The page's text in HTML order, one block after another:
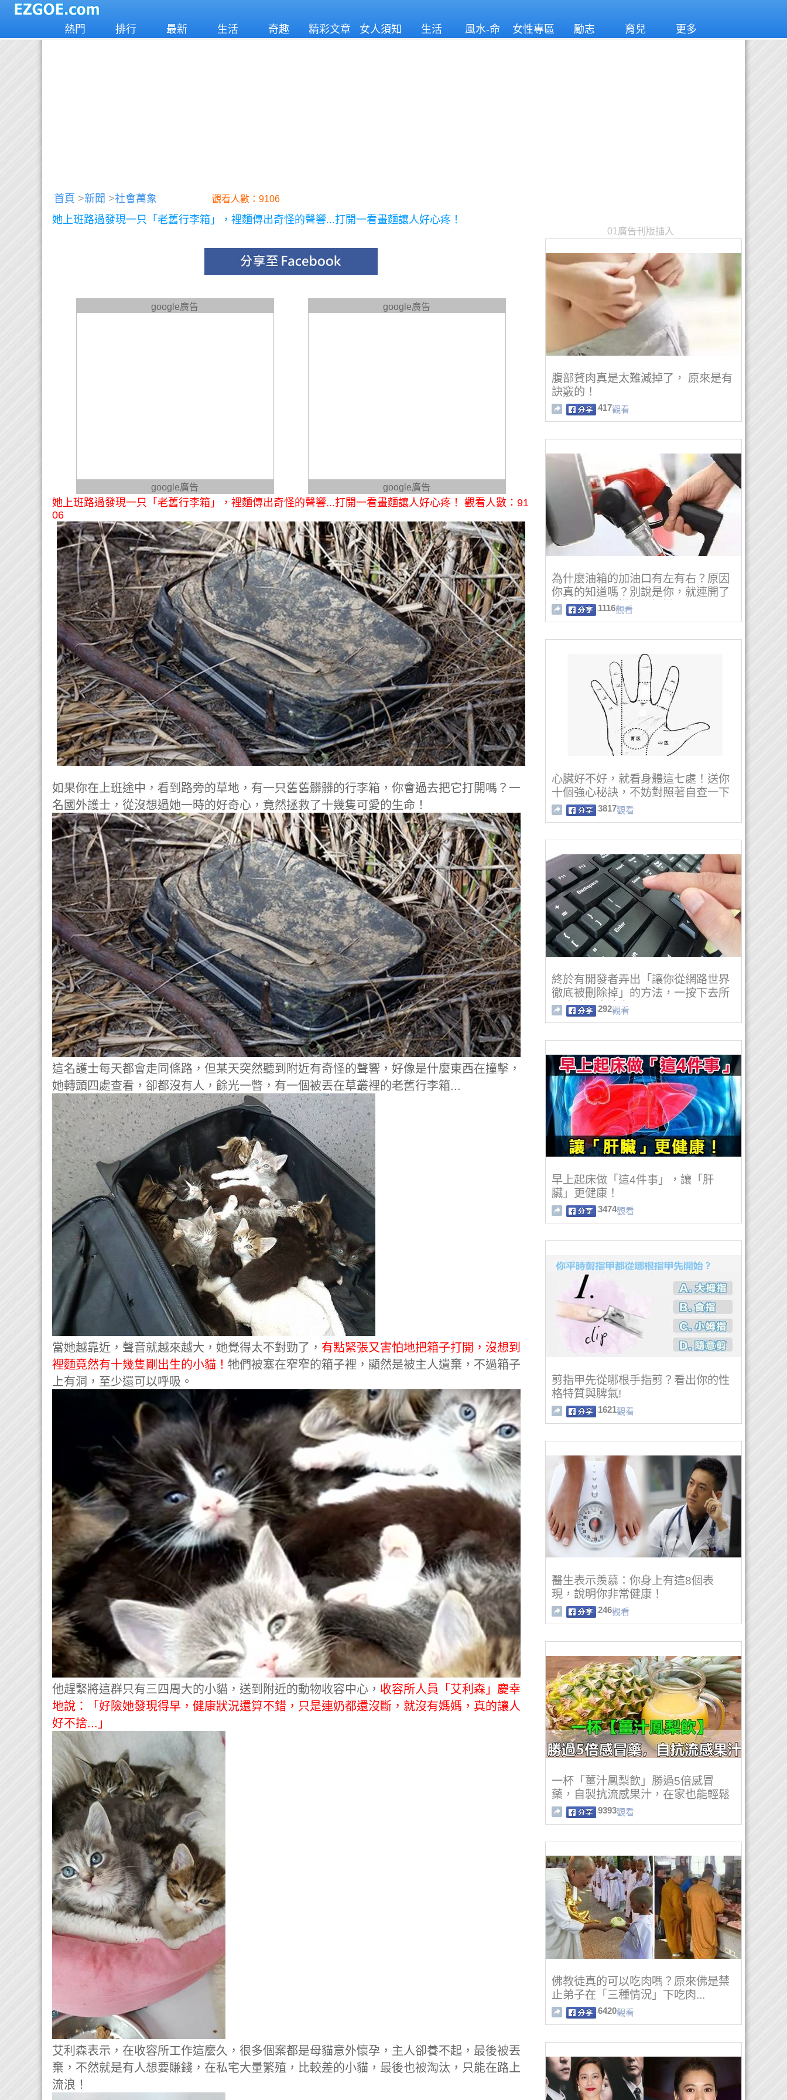
熱門 排行 最新 生活 奇趣 精彩文章 女人須知 生活
風水-命
女性專區 勵志 育兒 更多
首頁 >新聞 >社會萬象 觀看人數：9106
她上班路過發現一只「老舊行李箱」，裡麵傳出奇怪的聲響...打開一看畫麵讓人好心疼！
google廣告
google廣告
google廣告
google廣告
她上班路過發現一只「老舊行李箱」，裡麵傳出奇怪的聲響...打開一看畫麵讓人好心疼！ 觀看人數：91
06
如果你在上班途中，看到路旁的草地，有一只舊舊髒髒的行李箱，你會過去把它打開嗎？一
名國外護士，從沒想過她一時的好奇心，竟然拯救了十幾隻可愛的生命！
這名護士每天都會走同條路，但某天突然聽到附近有奇怪的聲響，好像是什麼東西在撞擊，
她轉頭四處查看，卻都沒有人，餘光一瞥，有一個被丟在草叢裡的老舊行李箱...
當她越靠近，聲音就越來越大，她覺得太不對勁了， 有點緊張又害怕地把箱子打開，沒想到
裡麵竟然有十幾隻剛出生的小貓！ 牠們被塞在窄窄的箱子裡，顯然是被主人遺棄，不過箱子
上有洞，至少還可以呼吸。
他趕緊將這群只有三四周大的小貓，送到附近的動物收容中心， 收容所人員「艾利森」慶幸
地說：「好險她發現得早，健康狀況還算不錯，只是連奶都還沒斷，就沒有媽媽，真的讓人
好不捨...」
艾利森表示，在收容所工作這麼久，很多個案都是母貓意外懷孕，主人卻養不起，最後被丟
棄，不然就是有人想要賺錢，在私宅大量繁殖，比較差的小貓，最後也被淘汰，只能在路上
流浪！
01廣告刊版插入
腹部贅肉真是太難減掉了， 原來是有
訣竅的！
417觀看
為什麼油箱的加油口有左有右？原因
你真的知道嗎？別說是你，就連開了
多年車的老司機都不知道...！！
1116觀看
心臟好不好，就看身體這七處！送你
十個強心秘訣，不妨對照著自查一下
吧~遠離心臟病！
3817觀看
終於有開發者弄出「讓你從網路世界
徹底被刪除掉」的方法，一按下去所
以痕跡都會消失！
292觀看
早上起床做「這4件事」，讓「肝
臟」更健康！
3474觀看
剪指甲先從哪根手指剪？看出你的性
格特質與脾氣!
1621觀看
醫生表示羨慕：你身上有這8個表
現，說明你非常健康！
246觀看
一杯「薑汁鳳梨飲」勝過5倍感冒
藥，自製抗流感果汁，在家也能輕鬆
喝出免疫力！
9393觀看
佛教徒真的可以吃肉嗎？原來佛是禁
止弟子在「三種情況」下吃肉...
6420觀看